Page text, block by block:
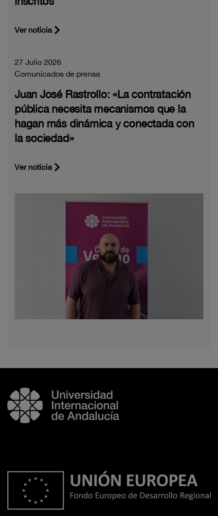
Ver noticia
27 Julio 2026
Comunicados de prensa
Juan José Rastrollo: «La contratación
pública necesita mecanismos que la
hagan más dinámica y conectada con
la sociedad»
Ver noticia